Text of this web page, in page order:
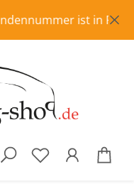
ist in